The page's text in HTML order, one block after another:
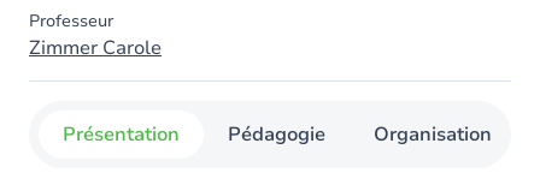
Professeur
Zimmer Carole
Présentation Pédagogie Organisation